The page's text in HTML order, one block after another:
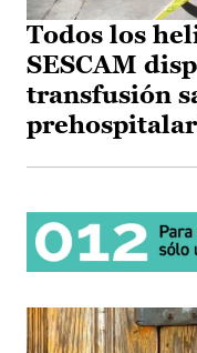
Todos los
SESCAM
transfusión